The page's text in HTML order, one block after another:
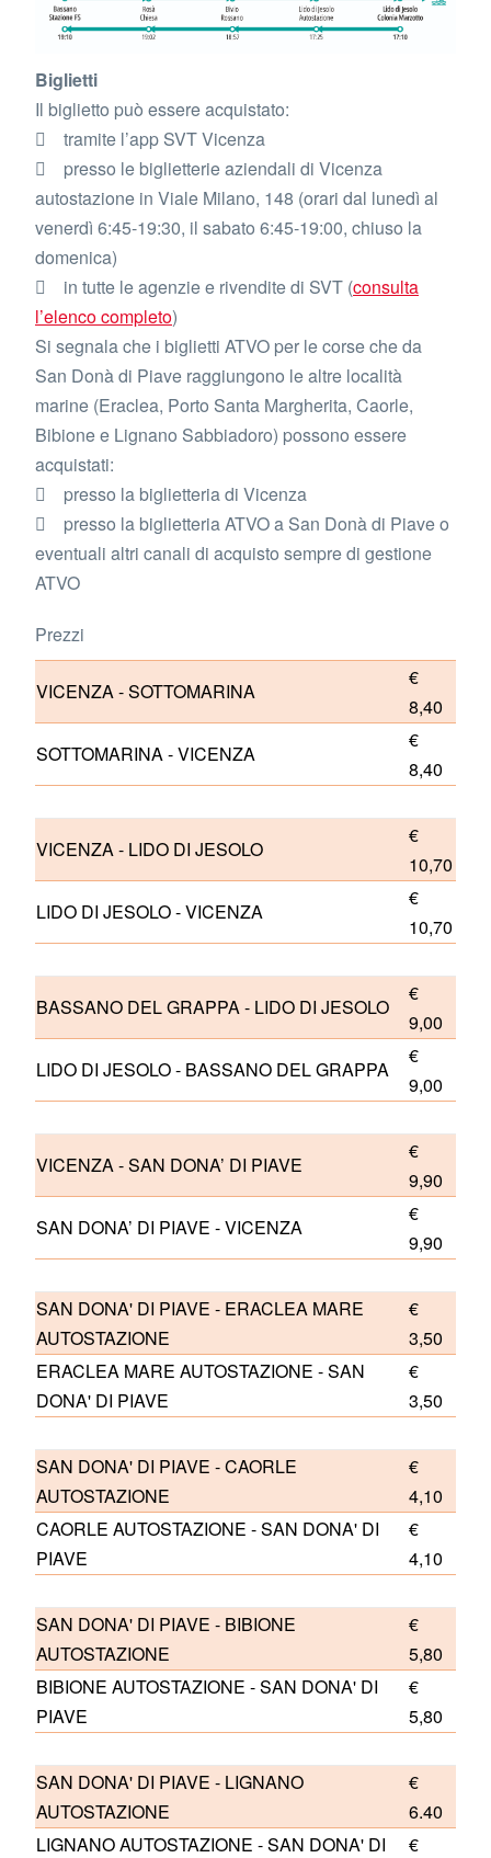
Biglietti
Il biglietto può essere acquistato:
 tramite l’app SVT Vicenza
 presso le biglietterie aziendali di Vicenza
autostazione in Viale Milano, 148 (orari dal lunedì al
venerdì 6:45-19:30, il sabato 6:45-19:00, chiuso la
domenica)
 in tutte le agenzie e rivendite di SVT (consulta
l’elenco completo)
Si segnala che i biglietti ATVO per le corse che da
San Donà di Piave raggiungono le altre località
marine (Eraclea, Porto Santa Margherita, Caorle,
Bibione e Lignano Sabbiadoro) possono essere
acquistati:
 presso la biglietteria di Vicenza
 presso la biglietteria ATVO a San Donà di Piave o
eventuali altri canali di acquisto sempre di gestione
ATVO
Prezzi
VICENZA - SOTTOMARINA
€
8,40
SOTTOMARINA - VICENZA
€
8,40
VICENZA - LIDO DI JESOLO
€
10,70
LIDO DI JESOLO - VICENZA
€
10,70
BASSANO DEL GRAPPA - LIDO DI JESOLO
€
9,00
LIDO DI JESOLO - BASSANO DEL GRAPPA
€
9,00
VICENZA - SAN DONA’ DI PIAVE
€
9,90
SAN DONA’ DI PIAVE - VICENZA
€
9,90
SAN DONA' DI PIAVE - ERACLEA MARE
AUTOSTAZIONE
€
3,50
ERACLEA MARE AUTOSTAZIONE - SAN
DONA' DI PIAVE
€
3,50
SAN DONA' DI PIAVE - CAORLE
AUTOSTAZIONE
€
4,10
CAORLE AUTOSTAZIONE - SAN DONA' DI
PIAVE
€
4,10
SAN DONA' DI PIAVE - BIBIONE
AUTOSTAZIONE
€
5,80
BIBIONE AUTOSTAZIONE - SAN DONA' DI
PIAVE
€
5,80
SAN DONA' DI PIAVE - LIGNANO
AUTOSTAZIONE
€
6.40
LIGNANO AUTOSTAZIONE - SAN DONA' DI
€